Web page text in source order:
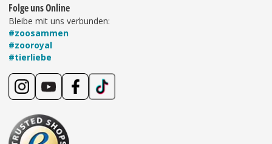
Folge uns Online
Bleibe mit uns verbunden:
#zoosammen
#zooroyal
#tierliebe